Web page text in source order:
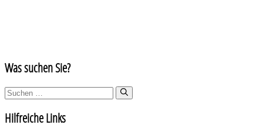
Was suchen Sie?
Suchen
nach:
Hilfreiche Links